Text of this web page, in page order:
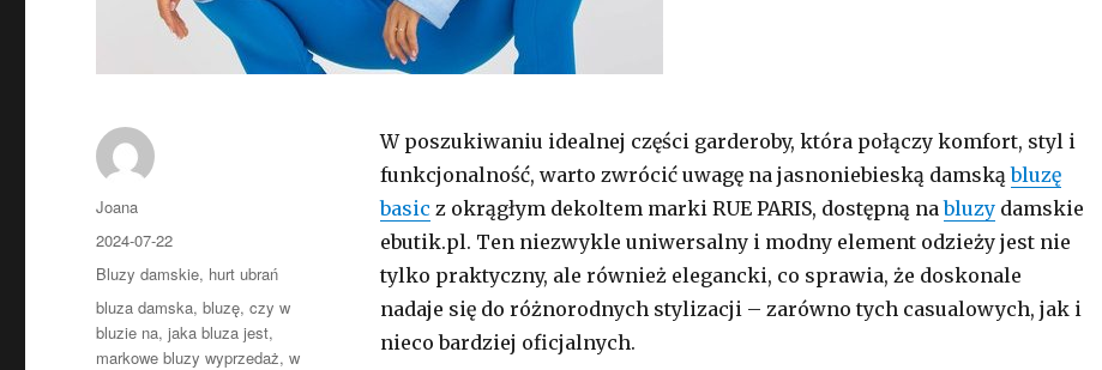
W poszukiwaniu idealnej części garderoby, która połączy komfort, styl i
funkcjonalność, warto zwrócić uwagę na jasnoniebieską damskąbluzę
basic z okrągłym dekoltem marki RUE PARIS, dostępną nabluzydamskie
ebutik.pl. Ten niezwykle uniwersalny i modny element odzieży jest nie
tylko praktyczny, ale również elegancki, co sprawia, że doskonale
nadaje się do różnorodnych stylizacji – zarówno tych casualowych, jak i
nieco bardziej oficjalnych.
Autor
Joana
Opublikowano
2024-07-22
Kategorie
Bluzy damskie, hurt ubrań
Tagi
bluza damska,bluzę,czy w
bluzie na,jaka bluza jest,
markowe bluzy wyprzedaż,w